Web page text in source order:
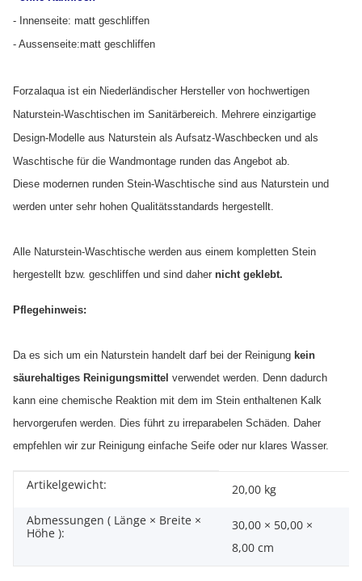
- Innenseite: matt geschliffen
- Aussenseite:matt geschliffen
Forzalaqua ist ein Niederländischer Hersteller von hochwertigen
Naturstein-Waschtischen im Sanitärbereich. Mehrere einzigartige
Design-Modelle aus Naturstein als Aufsatz-Waschbecken und als
Waschtische für die Wandmontage runden das Angebot ab.
Diese modernen runden Stein-Waschtische sind aus Naturstein und
werden unter sehr hohen Qualitätsstandards hergestellt.
Alle Naturstein-Waschtische werden aus einem kompletten Stein
hergestellt bzw. geschliffen und sind daher nicht geklebt.
Pflegehinweis:
Da es sich um ein Naturstein handelt darf bei der Reinigung kein
säurehaltiges Reinigungsmittel verwendet werden. Denn dadurch
kann eine chemische Reaktion mit dem im Stein enthaltenen Kalk
hervorgerufen werden. Dies führt zu irreparabelen Schäden. Daher
empfehlen wir zur Reinigung einfache Seife oder nur klares Wasser.
Produkteigenschaft
Wert
Artikelgewicht: 20,00 kg
Abmessungen ( Länge × Breite ×
Höhe ):
30,00 × 50,00 ×
8,00 cm